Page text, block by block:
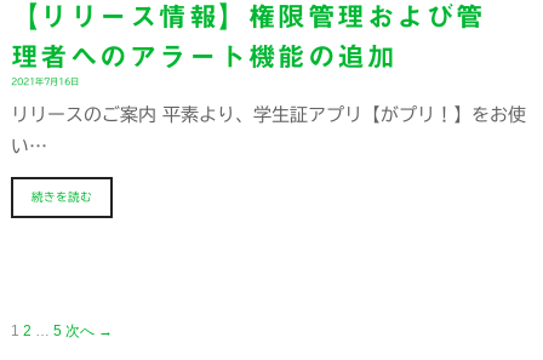
【リリース情報】権限管理および管
理者へのアラート機能の追加
2021年7月16日
リリースのご案内 平素より、学生証アプリ【がプリ！】をお使
い…
続きを読む
1 2 … 5 次へ →